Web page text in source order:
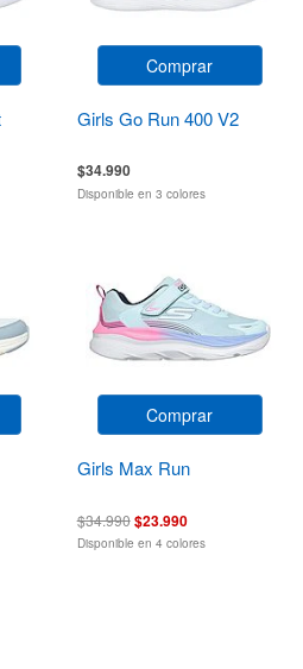
Comprar
Girls Go Run 400 V2
$34.990
Disponible en 3 colores
Comprar
Girls Max Run
$34.990$23.990
Disponible en 4 colores